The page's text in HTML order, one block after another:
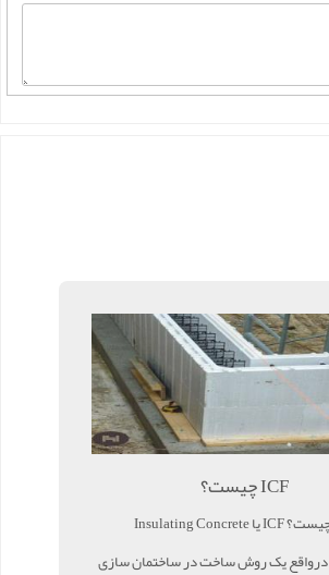
ICF چیست؟
ICF چیست؟ ICF یا Insulating Concrete
Formwork درواقع یک روش ساخت در ساختمان سازی